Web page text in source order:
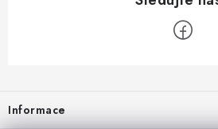
Informace